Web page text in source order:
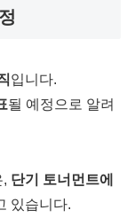
입니다.
될 예정으로 알려
, 단기 토너먼트에
있습니다.